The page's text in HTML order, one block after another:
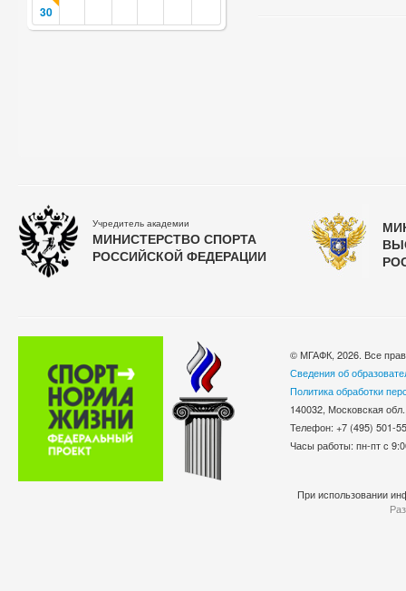
30
Учредитель академии
МИНИСТЕРСТВО СПОРТА
РОССИЙСКОЙ ФЕДЕРАЦИИ
© МГАФК, 2026. Все
Сведения об
Политика обработки
140032, Московская
Телефон: +7 (495)
Часы работы: пн-пт с
При использовании